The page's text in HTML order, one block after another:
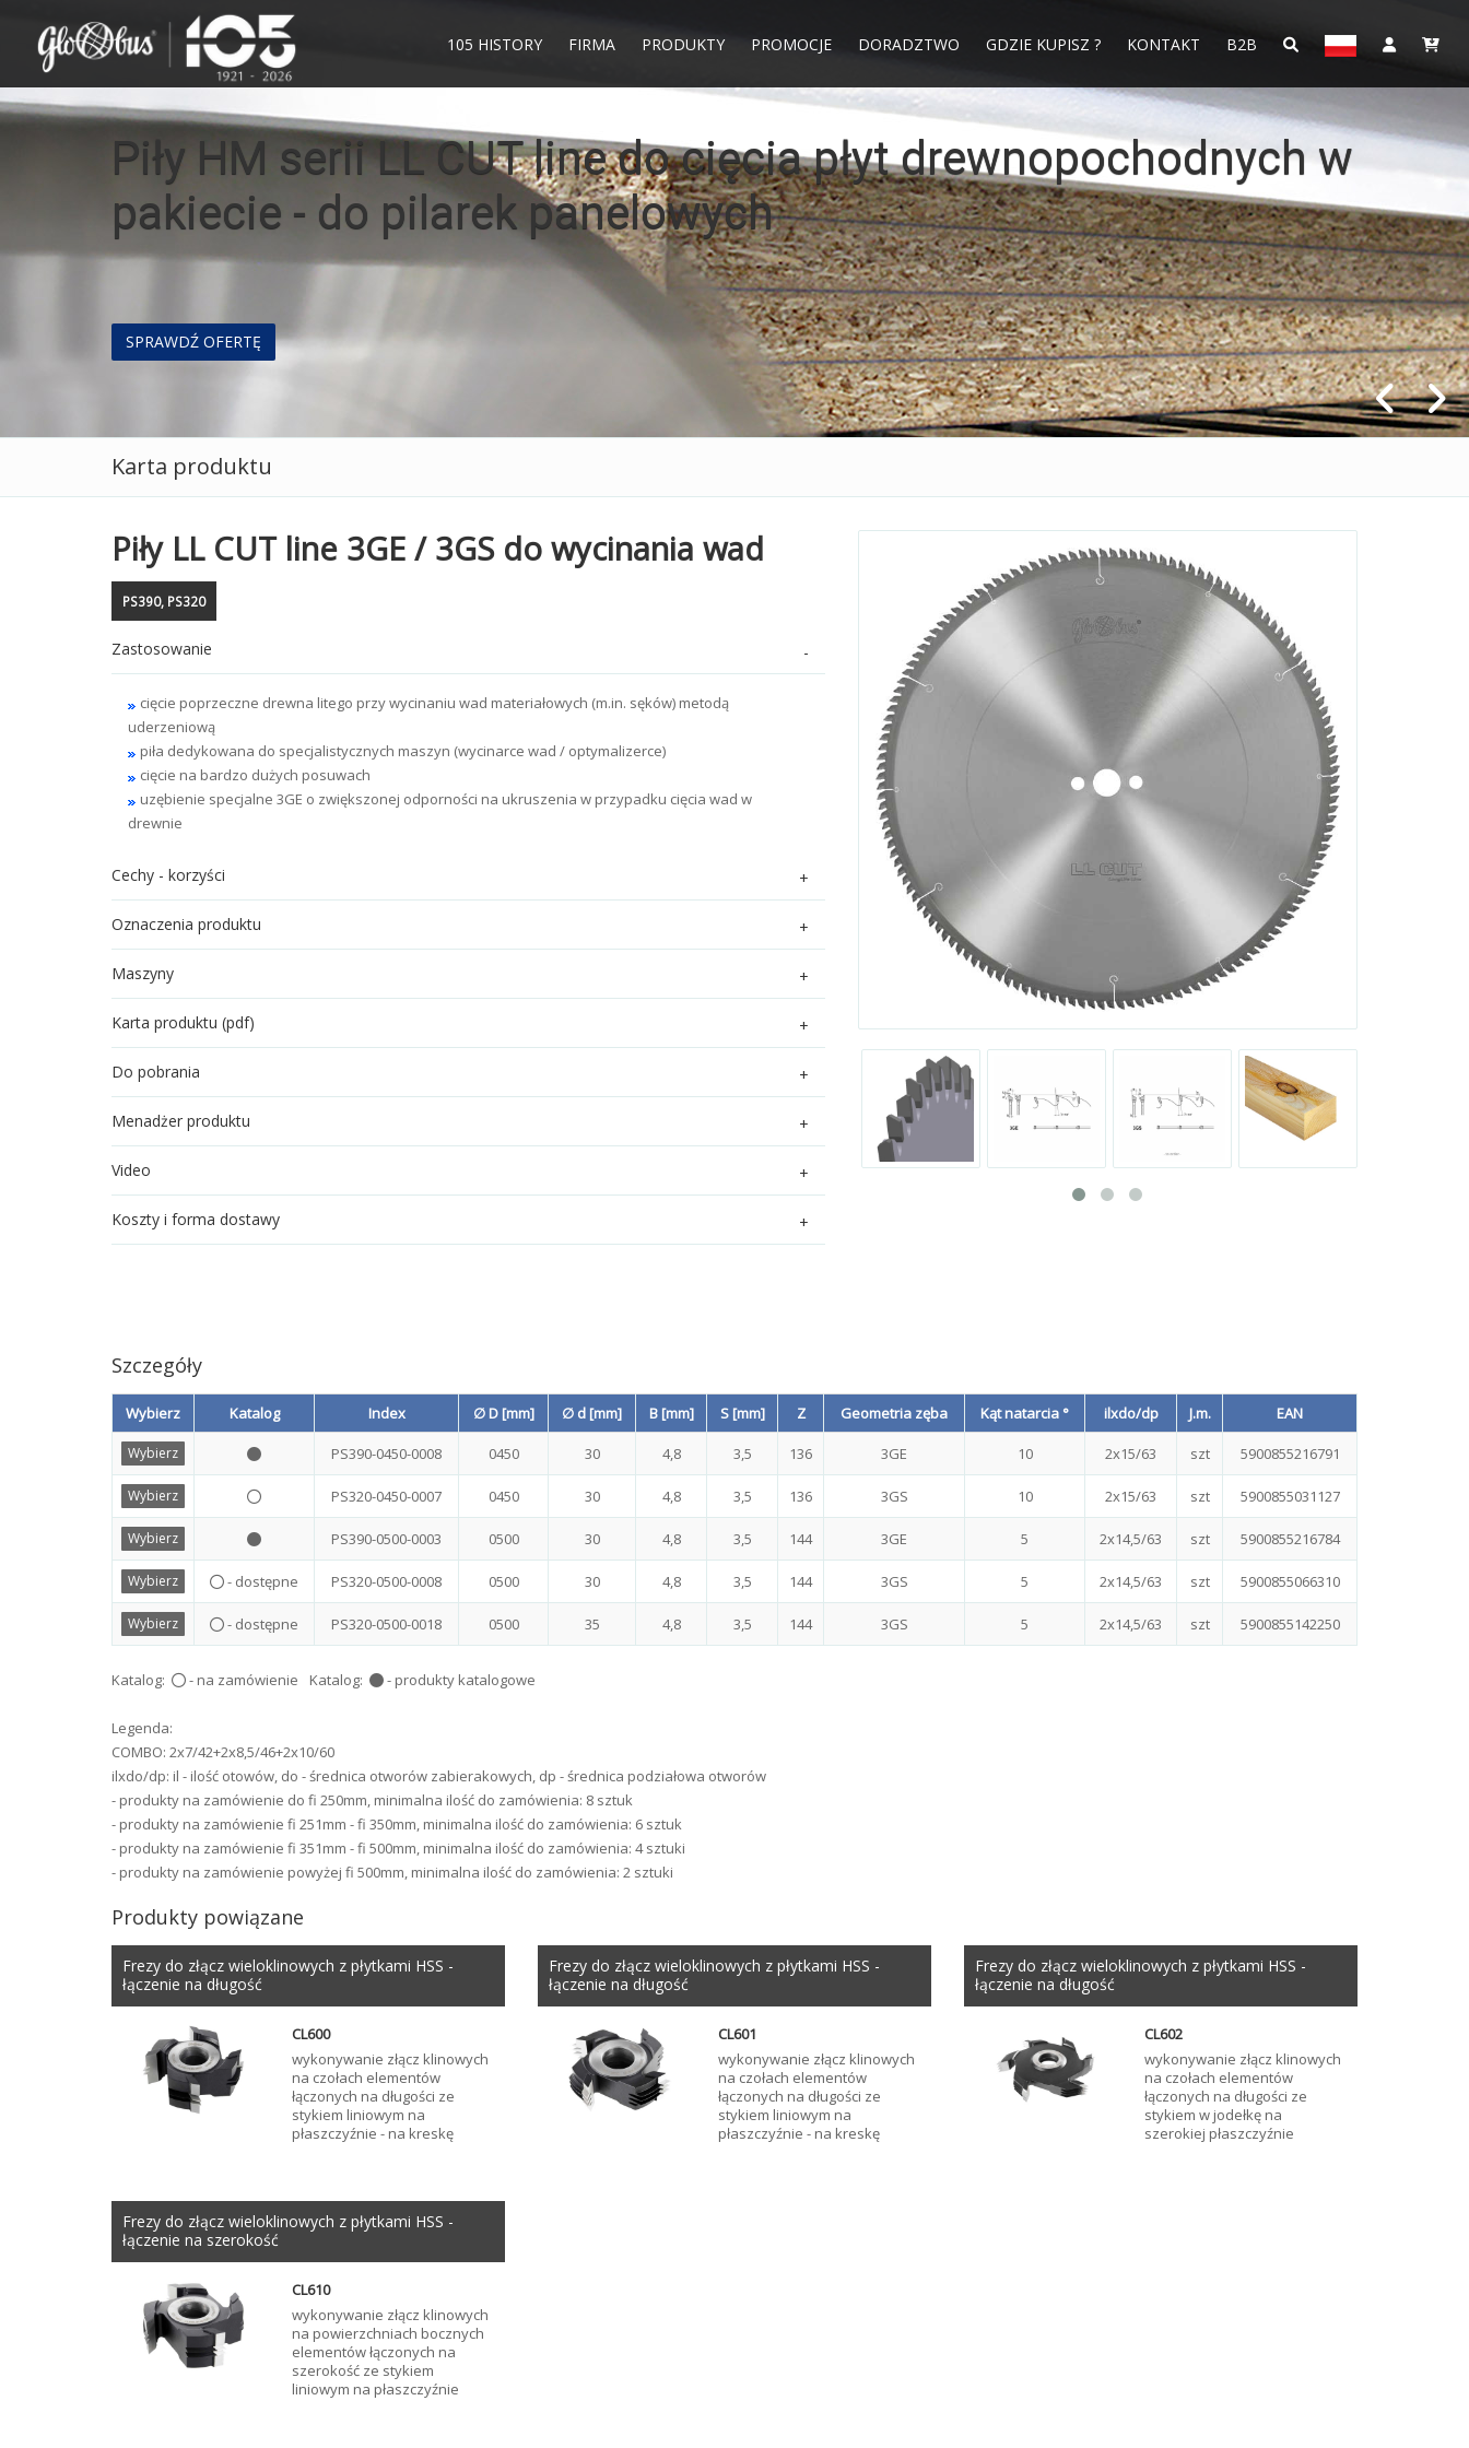
105 HISTORY FIRMA PRODUKTY PROMOCJE DORADZTWO GDZIE KUPISZ ? KONTAKT B2B
Piły taśmowe ECO do cięcia mięsa na pilarkach taśmowych -
TERAZ W NIŻSZEJ CENIE !!!
SPRAWDŹ PROMOCJE
Karta produktu
Piły LL CUT line 3GE / 3GS do wycinania wad
PS390, PS320
Zastosowanie
cięcie poprzeczne drewna litego przy wycinaniu wad materiałowych (m.in. sęków) metodą
uderzeniową
piła dedykowana do specjalistycznych maszyn (wycinarce wad / optymalizerce)
cięcie na bardzo dużych posuwach
uzębienie specjalne 3GE o zwiększonej odporności na ukruszenia w przypadku cięcia wad w
drewnie
Cechy - korzyści
Oznaczenia produktu
Maszyny
Karta produktu (pdf)
Do pobrania
Menadżer produktu
Video
Koszty i forma dostawy
Szczegóły
Wybierz Katalog Index ∅ D [mm] ∅ d [mm] B [mm] S [mm] Z Geometria zęba Kąt natarcia ° ilxdo/dp J.m. EAN
PS390-0450-0008 0450 30 4,8 3,5 136 3GE 10 2x15/63 szt 5900855216791
PS320-0450-0007 0450 30 4,8 3,5 136 3GS 10 2x15/63 szt 5900855031127
PS390-0500-0003 0500 30 4,8 3,5 144 3GE 5 2x14,5/63 szt 5900855216784
- dostępne PS320-0500-0008 0500 30 4,8 3,5 144 3GS 5 2x14,5/63 szt 5900855066310
- dostępne PS320-0500-0018 0500 35 4,8 3,5 144 3GS 5 2x14,5/63 szt 5900855142250
Katalog: - na zamówienie Katalog: - produkty katalogowe
Legenda:
COMBO: 2x7/42+2x8,5/46+2x10/60
ilxdo/dp: il - ilość otowów, do - średnica otworów zabierakowych, dp - średnica podziałowa otworów
- produkty na zamówienie do fi 250mm, minimalna ilość do zamówienia: 8 sztuk
- produkty na zamówienie fi 251mm - fi 350mm, minimalna ilość do zamówienia: 6 sztuk
- produkty na zamówienie fi 351mm - fi 500mm, minimalna ilość do zamówienia: 4 sztuki
- produkty na zamówienie powyżej fi 500mm, minimalna ilość do zamówienia: 2 sztuki
Produkty powiązane
Frezy do złącz wieloklinowych z płytkami HSS -
łączenie na długość
CL600
wykonywanie złącz klinowych
na czołach elementów
łączonych na długości ze
stykiem liniowym na
płaszczyźnie - na kreskę
Frezy do złącz wieloklinowych z płytkami HSS -
łączenie na długość
CL601
wykonywanie złącz klinowych
na czołach elementów
łączonych na długości ze
stykiem liniowym na
płaszczyźnie - na kreskę
Frezy do złącz wieloklinowych z płytkami HSS -
łączenie na długość
CL602
wykonywanie złącz klinowych
na czołach elementów
łączonych na długości ze
stykiem w jodełkę na
szerokiej płaszczyźnie
Frezy do złącz wieloklinowych z płytkami HSS -
łączenie na szerokość
CL610
wykonywanie złącz klinowych
na powierzchniach bocznych
elementów łączonych na
szerokość ze stykiem
liniowym na płaszczyźnie